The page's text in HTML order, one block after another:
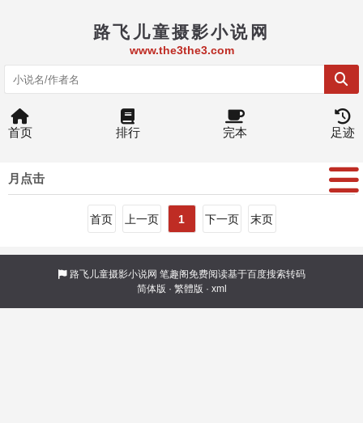
路飞儿童摄影小说网
www.the3the3.com
首页 排行 完本 足迹
月点击
首页 上一页 1 下一页 末页
路飞儿童摄影小说网 笔趣阁免费阅读基于百度搜索转码
简体版 · 繁體版 · xml